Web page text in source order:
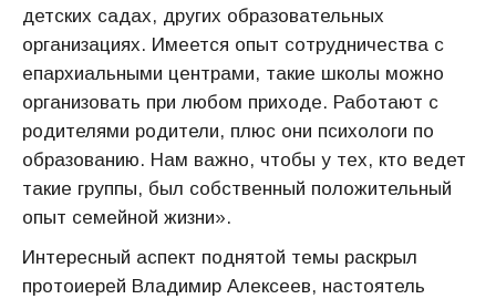
детских садах, других образовательных
организациях. Имеется опыт сотрудничества с
епархиальными центрами, такие школы можно
организовать при любом приходе. Работают с
родителями родители, плюс они психологи по
образованию. Нам важно, чтобы у тех, кто ведет
такие группы, был собственный положительный
опыт семейной жизни».
Интересный аспект поднятой темы раскрыл
протоиерей Владимир Алексеев, настоятель